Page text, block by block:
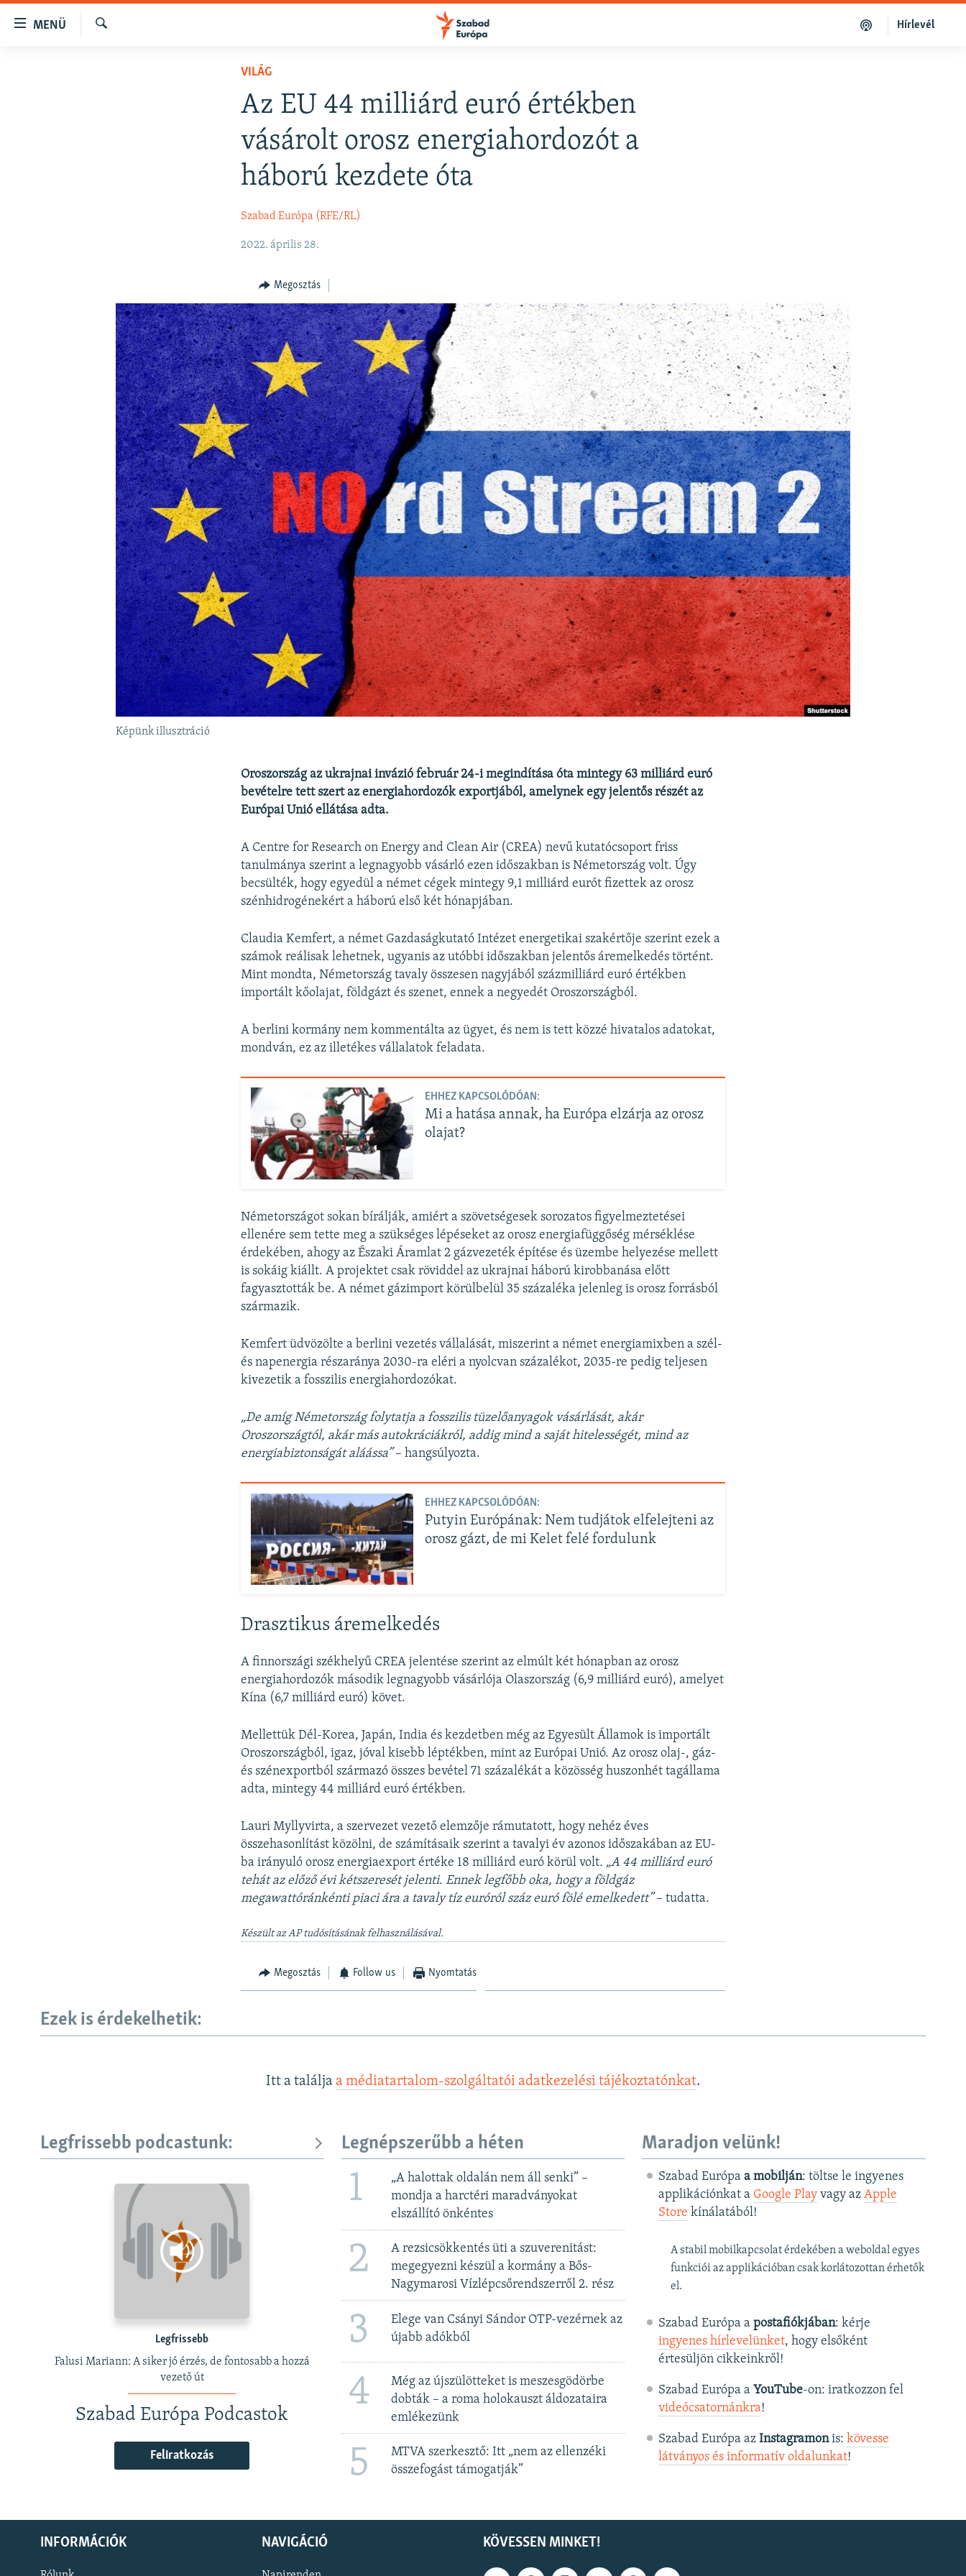
Akadálymentes
MENÜ
A MÚLT TANULSÁGAI
Hírlevél
VILÁG
Az EU 44 milliárd euró értékben
vásárolt orosz energiahordozót a
háború kezdete óta
Szabad Európa (RFE/RL)
2022. április 28.
Megosztás
Képünk illusztráció
Oroszország az ukrajnai invázió február 24-i megindítása óta mintegy 63 milliárd euró
bevételre tett szert az energiahordozók exportjából, amelynek egy jelentős részét az
Európai Unió ellátása adta.
A Centre for Research on Energy and Clean Air (CREA) nevű kutatócsoport friss
tanulmánya szerint a legnagyobb vásárló ezen időszakban is Németország volt. Úgy
becsülték, hogy egyedül a német cégek mintegy 9,1 milliárd eurót fizettek az orosz
szénhidrogénekért a háború első két hónapjában.
Claudia Kemfert, a német Gazdaságkutató Intézet energetikai szakértője szerint ezek a
számok reálisak lehetnek, ugyanis az utóbbi időszakban jelentős áremelkedés történt.
Mint mondta, Németország tavaly összesen nagyjából százmilliárd euró értékben
importált kőolajat, földgázt és szenet, ennek a negyedét Oroszországból.
A berlini kormány nem kommentálta az ügyet, és nem is tett közzé hivatalos adatokat,
mondván, ez az illetékes vállalatok feladata.
EHHEZ KAPCSOLÓDÓAN:
Mi a hatása annak, ha Európa elzárja az orosz
olajat?
Németországot sokan bírálják, amiért a szövetségesek sorozatos figyelmeztetései
ellenére sem tette meg a szükséges lépéseket az orosz energiafüggőség mérséklése
érdekében, ahogy az Északi Áramlat 2 gázvezeték építése és üzembe helyezése mellett
is sokáig kiállt. A projektet csak röviddel az ukrajnai háború kirobbanása előtt
fagyasztották be. A német gázimport körülbelül 35 százaléka jelenleg is orosz forrásból
származik.
Kemfert üdvözölte a berlini vezetés vállalását, miszerint a német energiamixben a szél-
és napenergia részaránya 2030-ra eléri a nyolcvan százalékot, 2035-re pedig teljesen
kivezetik a fosszilis energiahordozókat.
„De amíg Németország folytatja a fosszilis tüzelőanyagok vásárlását, akár
Oroszországtól, akár más autokráciákról, addig mind a saját hitelességét, mind az
energiabiztonságát aláássa”– hangsúlyozta.
EHHEZ KAPCSOLÓDÓAN:
Putyin Európának: Nem tudjátok elfelejteni az
orosz gázt, de mi Kelet felé fordulunk
Drasztikus áremelkedés
A finnországi székhelyű CREA jelentése szerint az elmúlt két hónapban az orosz
energiahordozók második legnagyobb vásárlója Olaszország (6,9 milliárd euró), amelyet
Kína (6,7 milliárd euró) követ.
Mellettük Dél-Korea, Japán, India és kezdetben még az Egyesült Államok is importált
Oroszországból, igaz, jóval kisebb léptékben, mint az Európai Unió. Az orosz olaj-, gáz-
és szénexportból származó összes bevétel 71 százalékát a közösség huszonhét tagállama
adta, mintegy 44 milliárd euró értékben.
Lauri Myllyvirta, a szervezet vezető elemzője rámutatott, hogy nehéz éves
összehasonlítást közölni, de számításaik szerint a tavalyi év azonos időszakában az EU-
ba irányuló orosz energiaexport értéke 18 milliárd euró körül volt. „A 44 milliárd euró
tehát az előző évi kétszeresét jelenti. Ennek legfőbb oka, hogy a földgáz
megawattóránkénti piaci ára a tavaly tíz euróról száz euró fölé emelkedett”– tudatta.
Készült az AP tudósításának felhasználásával.
Megosztás Follow us Nyomtatás
Ezek is érdekelhetik:
Itt a találja a médiatartalom-szolgáltatói adatkezelési tájékoztatónkat.
Legfrissebb podcastunk:
Legfrissebb
Falusi Mariann: A siker jó érzés, de fontosabb a hozzá
vezető út
Szabad Európa Podcastok
Feliratkozás
FELIRATKOZÁS
Apple Podcasts
Legnépszerűbb a héten
1
„A halottak oldalán nem áll senki” –
mondja a harctéri maradványokat
elszállító önkéntes
2
A rezsicsökkentés üti a szuverenitást:
megegyezni készül a kormány a Bős-
Nagymarosi Vízlépcsőrendszerről 2. rész
3
Elege van Csányi Sándor OTP-vezérnek az
újabb adókból
4
Még az újszülötteket is meszesgödörbe
dobták – a roma holokauszt áldozataira
emlékezünk
5
MTVA szerkesztő: Itt „nem az ellenzéki
összefogást támogatják”
Maradjon velünk!
Szabad Európa a mobilján: töltse le ingyenes
applikációnkat a Google Playvagy az Apple
Store kínálatából!
A stabil mobilkapcsolat érdekében a weboldal egyes
funkciói az applikációban csak korlátozottan érhetők
el.
Szabad Európa a postafiókjában: kérje
ingyenes hírlevelünket, hogy elsőként
értesüljön cikkeinkről!
Szabad Európa a YouTube-on: iratkozzon fel
videócsatornánkra!
Szabad Európa az Instagramonis: kövesse
látványos és informatív oldalunkat! ​
KÖVESSEN MINKET!
INFORMÁCIÓK NAVIGÁCIÓ